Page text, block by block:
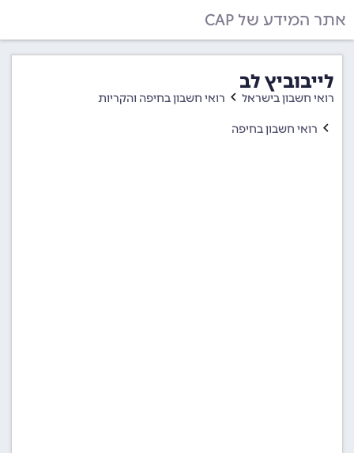
אתר המידע של CAP
לייבוביץ לב
רואי חשבון בישראל רואי חשבון בחיפה והקריות
רואי חשבון בחיפה